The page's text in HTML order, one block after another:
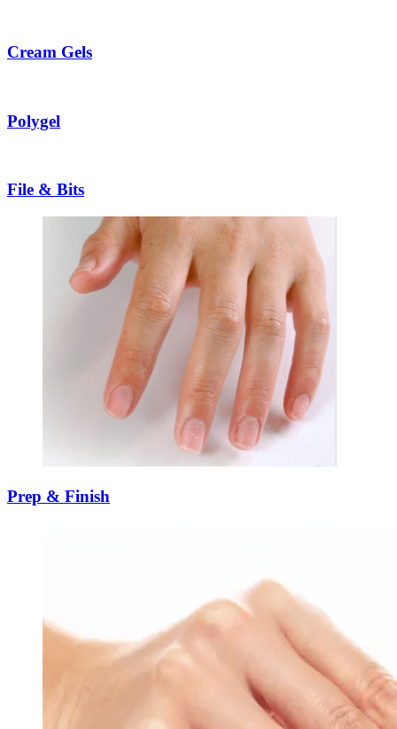
Cream Gels
Polygel
File & Bits
Prep & Finish